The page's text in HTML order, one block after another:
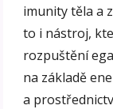
imunity těla a
to i nástroj,
rozpuštění
na základě
a